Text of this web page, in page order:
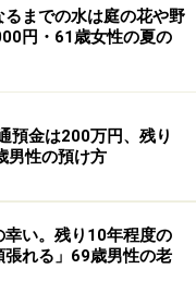
原始的と言ってもい
の思い出を振り返り
ドバイスとしては、
いていて、状況が分
る情報はありませ
ら考えるのがいいと
るまでの水は庭の花や野
円・61歳女性の夏の
預金は200万円、残り
男性の預け方
幸い。残り10年程度の
張れる」69歳男性の老